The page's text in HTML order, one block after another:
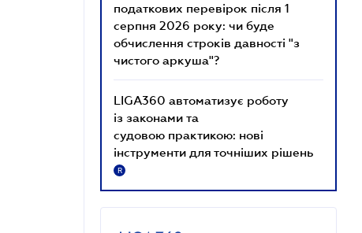
податкових перевірок після 1
серпня 2026 року: чи буде
обчислення строків давності "з
чистого аркуша"?
LIGA360 автоматизує роботу
із законами та
судовою практикою: нові
інструменти для точніших рішень
R